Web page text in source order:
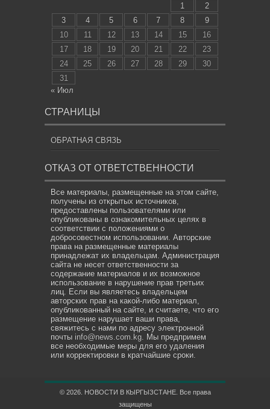
1
2
3
4 5 6 7 8
9
10
11 12 13 14 15
16
17
18 19 20 21 22
23
24
25 26 27 28 29
30
31
« Июл
СТРАНИЦЫ
ОБРАТНАЯ СВЯЗЬ
ОТКАЗ ОТ ОТВЕТСТВЕННОСТИ
Все материалы, размещенные на этом сайте,
получены из открытых источников,
предоставлены пользователями или
опубликованы в ознакомительных целях в
соответствии с положениями о
добросовестном использовании. Авторские
права на размещенные материалы
принадлежат их владельцам. Администрация
сайта не несет ответственности за
содержание материалов и их возможное
использование в нарушение прав третьих
лиц. Если вы являетесь владельцем
авторских прав на какой-либо материал,
опубликованный на сайте, и считаете, что его
размещение нарушает ваши права,
свяжитесь с нами по адресу электронной
почты info@news.com.kg . Мы предпримем
все необходимые меры для его удаления
или корректировки в кратчайшие сроки.
© 2026. НОВОСТИ В КЫРГЫЗСТАНЕ. Все права
защищены